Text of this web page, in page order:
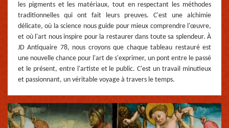
les pigments et les matériaux, tout en respectant les méthodes
traditionnelles qui ont fait leurs preuves. C'est une alchimie
délicate, où la science nous guide pour mieux comprendre l'œuvre,
et où l'art nous inspire pour la restaurer dans toute sa splendeur. À
JD Antiquaire 78, nous croyons que chaque tableau restauré est
une nouvelle chance pour l'art de s'exprimer, un pont entre le passé
et le présent, entre l'artiste et le public. C'est un travail minutieux
et passionnant, un véritable voyage à travers le temps.